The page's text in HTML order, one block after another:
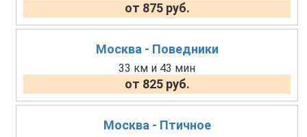
от 875 руб.
Москва - Поведники
33 км и 43 мин
от 825 руб.
Москва - Птичное